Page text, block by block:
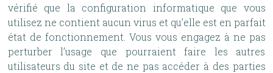
vérifié que la configuration informatique que vous
utilisez ne contient aucun virus et qu’elle est en parfait
état de fonctionnement. Vous vous engagez à ne pas
perturber l’usage que pourraient faire les autres
utilisateurs du site et de ne pas accéder à des parties